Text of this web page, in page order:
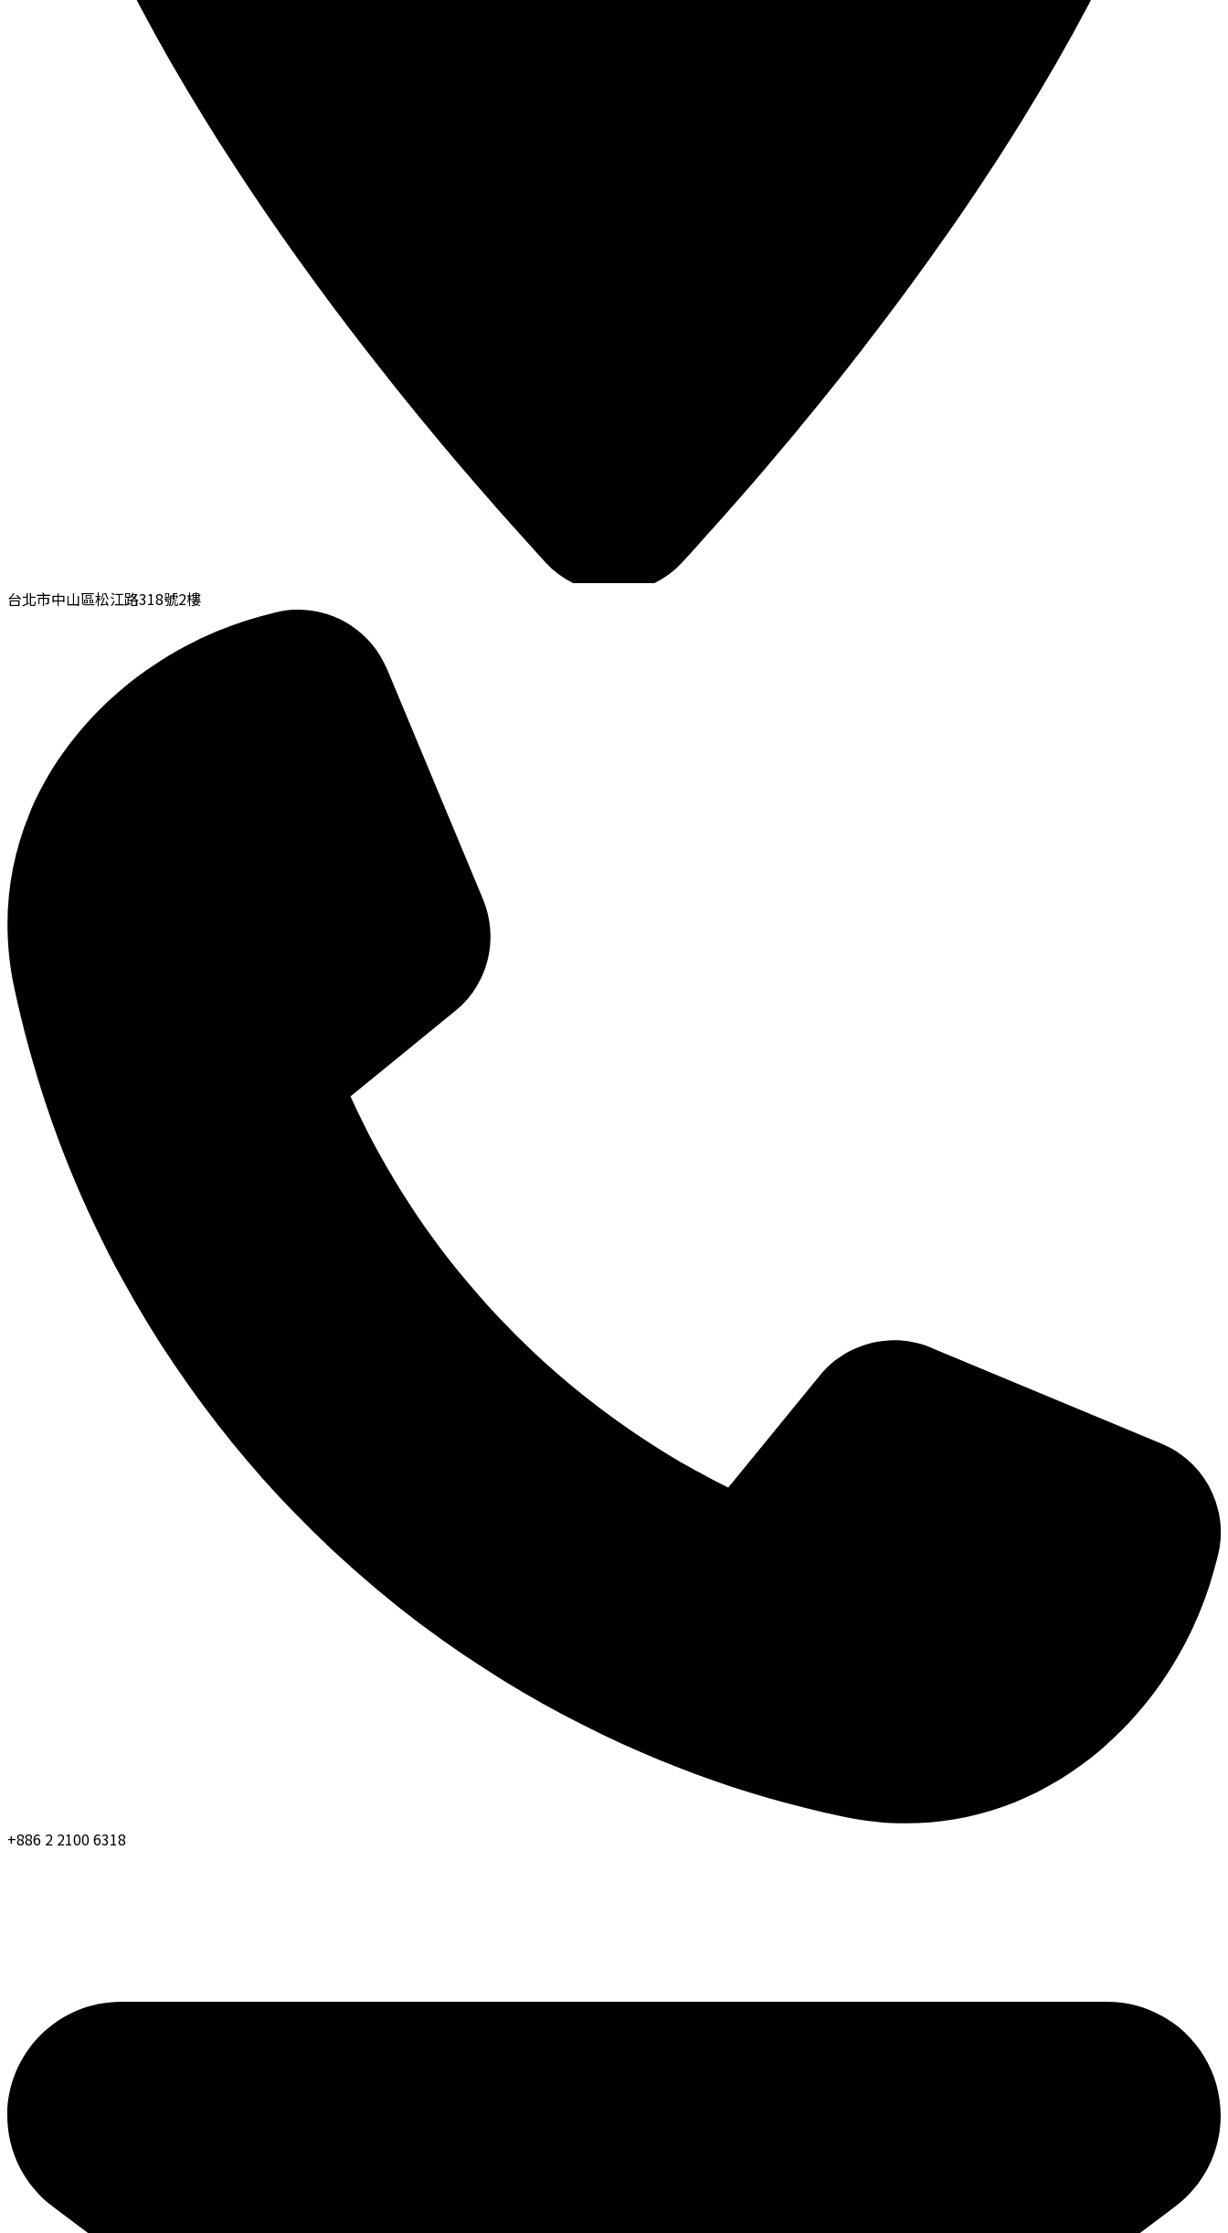
台北市中山區松江路318號2樓
+886 2 2100 6318